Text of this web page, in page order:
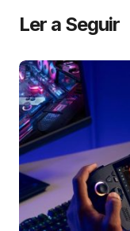
Ler a Seguir